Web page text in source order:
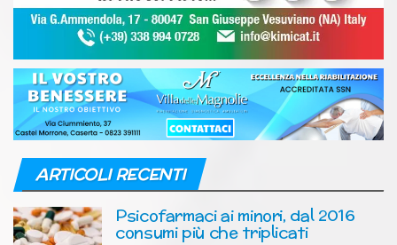
ARTICOLI RECENTI
Psicofarmaci ai minori, dal 2016
consumi più che triplicati